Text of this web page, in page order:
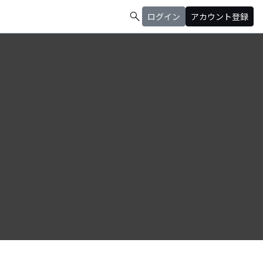
search ログイン アカウント登録